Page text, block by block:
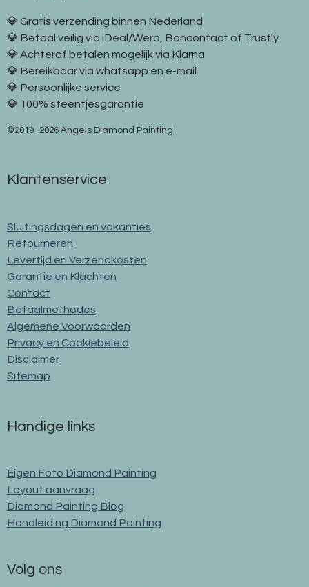
💎 Gratis verzending binnen Nederland
💎 Betaal veilig via iDeal/Wero, Bancontact of Trustly
💎 Achteraf betalen mogelijk via Klarna
💎 Bereikbaar via whatsapp en e-mail
💎 Persoonlijke service
💎 100% steentjesgarantie
©2019–2026 Angels Diamond Painting
Klantenservice
Sluitingsdagen en vakanties
Retourneren
Levertijd en Verzendkosten
Garantie en Klachten
Contact
Betaalmethodes
Algemene Voorwaarden
Privacy en Cookiebeleid
Disclaimer
Sitemap
Handige links
Eigen Foto Diamond Painting
Layout aanvraag
Diamond Painting Blog
Handleiding Diamond Painting
Volg ons